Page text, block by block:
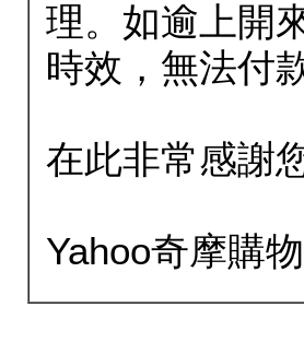
理。如逾上開
時效，無法付
在此非常感謝
Yahoo奇摩購